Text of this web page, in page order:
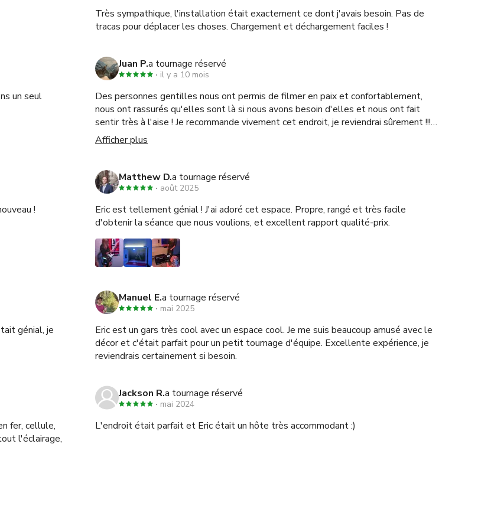
LA. Cette autorisation est donnée sans
les images en lien avec la promotion de Le
Très sympathique, l'installation était exactement ce dont j'avais besoin. Pas de
tracas pour déplacer les choses. Chargement et déchargement faciles !
un seul
Juan P.a tournage réservé
il y a 10 mois
Des personnes gentilles nous ont permis de filmer en paix et confortablement,
nous ont rassurés qu'elles sont là si nous avons besoin d'elles et nous ont fait
sentir très à l'aise ! Je recommande vivement cet endroit, je reviendrai sûrement !!!
Merci encore une fois !
Afficher plus
!
Matthew D.a tournage réservé
août 2025
Eric est tellement génial ! J'ai adoré cet espace. Propre, rangé et très facile
d'obtenir la séance que nous voulions, et excellent rapport qualité-prix.
génial, je
Manuel E.a tournage réservé
mai 2025
Eric est un gars très cool avec un espace cool. Je me suis beaucoup amusé avec le
décor et c'était parfait pour un petit tournage d'équipe. Excellente expérience, je
reviendrais certainement si besoin.
fer, cellule,
l'éclairage,
Jackson R.a tournage réservé
mai 2024
L'endroit était parfait et Eric était un hôte très accommodant :)